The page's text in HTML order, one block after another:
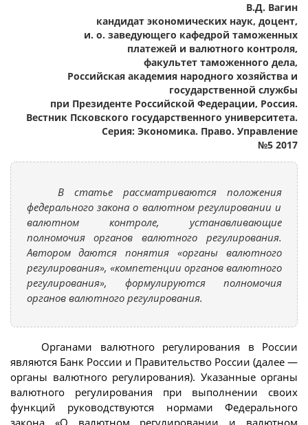
В.Д. Вагин
кандидат экономических наук, доцент,
и. о. заведующего кафедрой таможенных
платежей и валютного контроля,
факультет таможенного дела,
Российская академия народного хозяйства и
государственной службы
при Президенте Российской Федерации, Россия.
Вестник Псковского государственного университета.
Серия: Экономика. Право. Управление
№5 2017
В статье рассматриваются положения
федерального закона о валютном регулировании и
валютном контроле, устанавливающие
полномочия органов валютного регулирования.
Автором даются понятия «органы валютного
регулирования», «компетенции органов валютного
регулирования», формулируются полномочия
органов валютного регулирования.
Органами валютного регулирования в России
являются Банк России и Правительство России (далее —
органы валютного регулирования). Указанные органы
валютного регулирования при выполнении своих
функций руководствуются нормами Федерального
закона «О валютном регулировании и валютном